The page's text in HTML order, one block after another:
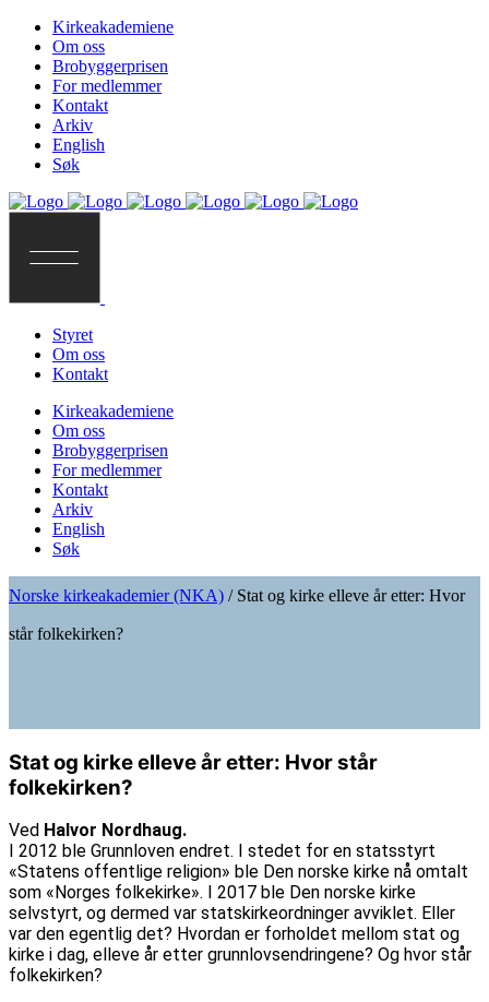
Kirkeakademiene
Om oss
Brobyggerprisen
For medlemmer
Kontakt
Arkiv
English
Søk
Styret
Om oss
Kontakt
Kirkeakademiene
Om oss
Brobyggerprisen
For medlemmer
Kontakt
Arkiv
English
Søk
Norske kirkeakademier (NKA) / Stat og kirke elleve år etter: Hvor
står folkekirken?
Stat og kirke elleve år etter: Hvor står
folkekirken?
Ved Halvor Nordhaug.
I 2012 ble Grunnloven endret. I stedet for en statsstyrt
«Statens offentlige religion» ble Den norske kirke nå omtalt
som «Norges folkekirke». I 2017 ble Den norske kirke
selvstyrt, og dermed var statskirkeordninger avviklet. Eller
var den egentlig det? Hvordan er forholdet mellom stat og
kirke i dag, elleve år etter grunnlovsendringene? Og hvor står
folkekirken?